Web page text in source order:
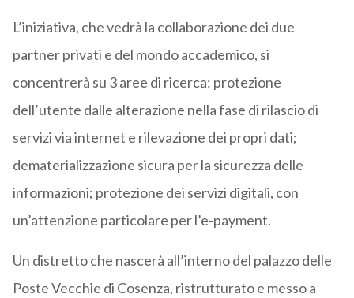
L’iniziativa, che vedrà la collaborazione dei due
partner privati e del mondo accademico, si
concentrerà su 3 aree di ricerca: protezione
dell’utente dalle alterazione nella fase di rilascio di
servizi via internet e rilevazione dei propri dati;
dematerializzazione sicura per la sicurezza delle
informazioni; protezione dei servizi digitali, con
un’attenzione particolare per l’e-payment.
Un distretto che nascerà all’interno del palazzo delle
Poste Vecchie di Cosenza, ristrutturato e messo a